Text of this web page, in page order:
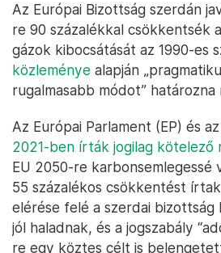
Az Európai Bizottság szerdán
re 90 százalékkal csökkentsék
gázok kibocsátását az 1990-es
közleménye alapján
rugalmasabb módot”
Az Európai Parlament (EP) és
2021-ben írták jogilag kötelező
EU 2050-re karbonsemlegessé
55 százalékos csökkentést
elérése felé a szerdai bizottság
jól haladnak, és a jogszabály
re egy köztes célt is